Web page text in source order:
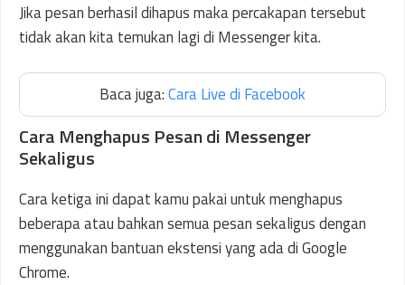
Jika pesan berhasil dihapus maka percakapan tersebut
tidak akan kita temukan lagi di Messenger kita.
Baca juga:Cara Live di Facebook
Cara Menghapus Pesan di Messenger
Sekaligus
Cara ketiga ini dapat kamu pakai untuk menghapus
beberapa atau bahkan semua pesan sekaligus dengan
menggunakan bantuan ekstensi yang ada di Google
Chrome.